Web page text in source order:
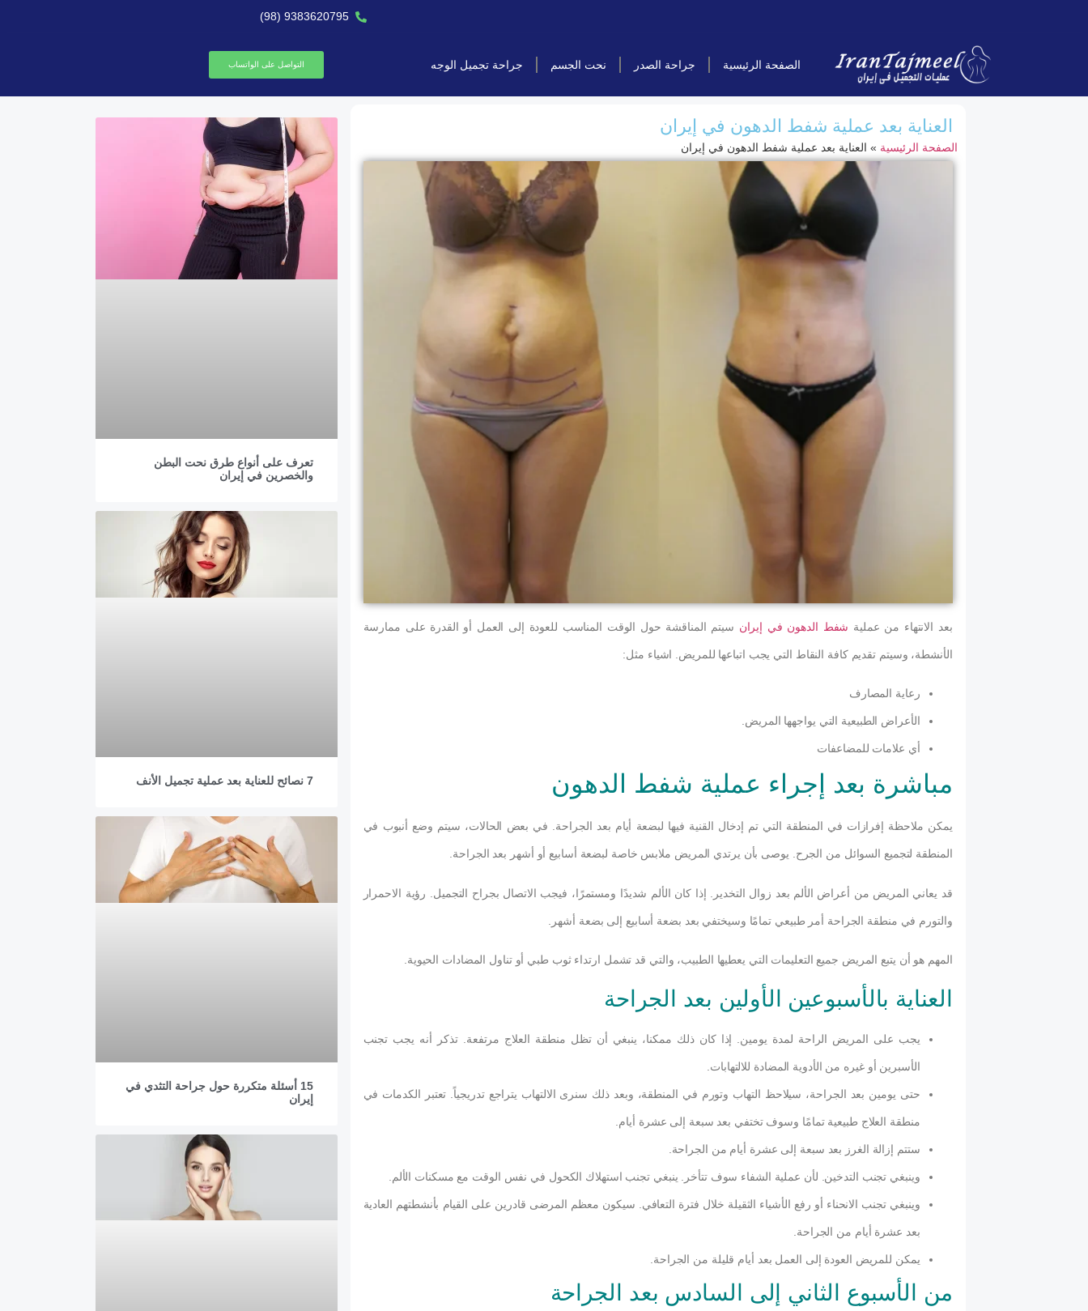
9383620795 (98)
الصفحة الرئیسیة جراحة الصدر نحت الجسم جراحة تجميل الوجه التواصل على الواتساب
تعرف على أنواع طرق نحت البطن
والخصرين في إيران
7 نصائح للعناية بعد عملية تجميل الأنف
15 أسئلة متكررة حول جراحة التثدي في
إيران
العناية بعد عملية شفط الدهون في إيران
الصفحة الرئیسیة » العناية بعد عملية شفط الدهون في إيران
بعد الانتهاء من عملية شفط الدهون في إيران سيتم المناقشة حول الوقت المناسب للعودة إلى العمل أو القدرة على ممارسة
الأنشطة، وسيتم تقديم كافة النقاط التي يجب اتباعها للمريض. اشياء مثل:
رعاية المصارف
الأعراض الطبيعية التي يواجهها المريض.
أي علامات للمضاعفات
مباشرة بعد إجراء عملية شفط الدهون
يمكن ملاحظة إفرازات في المنطقة التي تم إدخال القنية فيها لبضعة أيام بعد الجراحة. في بعض الحالات، سيتم وضع أنبوب في
المنطقة لتجميع السوائل من الجرح. يوصى بأن يرتدي المريض ملابس خاصة لبضعة أسابيع أو أشهر بعد الجراحة.
قد يعاني المريض من أعراض الألم بعد زوال التخدير. إذا كان الألم شديدًا ومستمرًا، فيجب الاتصال بجراح التجميل. رؤية الاحمرار
والتورم في منطقة الجراحة أمر طبيعي تمامًا وسيختفي بعد بضعة أسابيع إلى بضعة أشهر.
المهم هو أن يتبع المريض جميع التعليمات التي يعطيها الطبيب، والتي قد تشمل ارتداء ثوب طبي أو تناول المضادات الحيوية.
العناية بالأسبوعين الأولين بعد الجراحة
يجب على المريض الراحة لمدة يومين. إذا كان ذلك ممكنا، ينبغي أن تظل منطقة العلاج مرتفعة. تذكر أنه يجب تجنب
الأسبرين أو غيره من الأدوية المضادة للالتهابات.
حتى يومين بعد الجراحة، سيلاحظ التهاب وتورم في المنطقة، وبعد ذلك سنرى الالتهاب يتراجع تدريجياً. تعتبر الكدمات في
منطقة العلاج طبيعية تمامًا وسوف تختفي بعد سبعة إلى عشرة أيام.
ستتم إزالة الغرز بعد سبعة إلى عشرة أيام من الجراحة.
وينبغي تجنب التدخين. لأن عملية الشفاء سوف تتأخر. ينبغي تجنب استهلاك الكحول في نفس الوقت مع مسكنات الألم.
وينبغي تجنب الانحناء أو رفع الأشياء الثقيلة خلال فترة التعافي. سيكون معظم المرضى قادرين على القيام بأنشطتهم العادية
بعد عشرة أيام من الجراحة.
يمكن للمريض العودة إلى العمل بعد أيام قليلة من الجراحة.
من الأسبوع الثاني إلى السادس بعد الجراحة